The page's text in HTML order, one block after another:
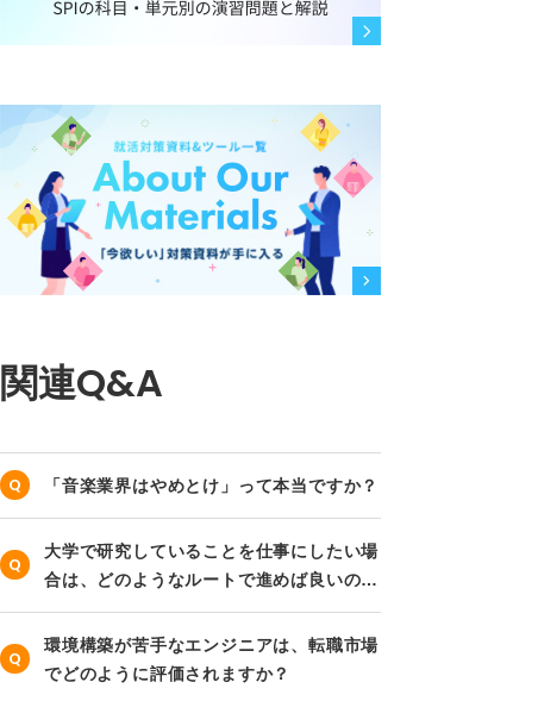
関連Q&A
「音楽業界はやめとけ」って本当ですか？
大学で研究していることを仕事にしたい場
合は、どのようなルートで進めば良いので
しょうか？
環境構築が苦手なエンジニアは、転職市場
でどのように評価されますか？